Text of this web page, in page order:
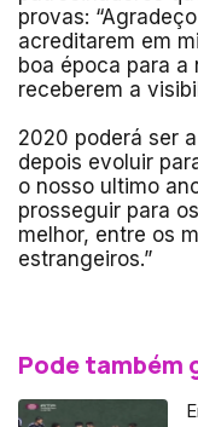
provas:
acreditarem em
boa época para a
receberem a
2020 poderá ser
depois evoluir
o nosso ultimo
prosseguir para
melhor, entre os
estrangeiros.”
Pode também